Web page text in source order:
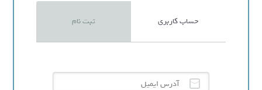
حساب کاربری ثبت نام
آدرس ایمیل